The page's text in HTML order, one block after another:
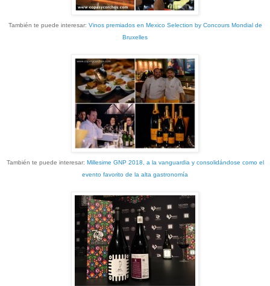
También te puede interesar: Vinos premiados en Mexico Selection by Concours Mondial de
Bruxelles
También te puede interesar: Millesime GNP 2018, a la vanguardia y consolidándose como el
evento favorito de la alta gastronomía